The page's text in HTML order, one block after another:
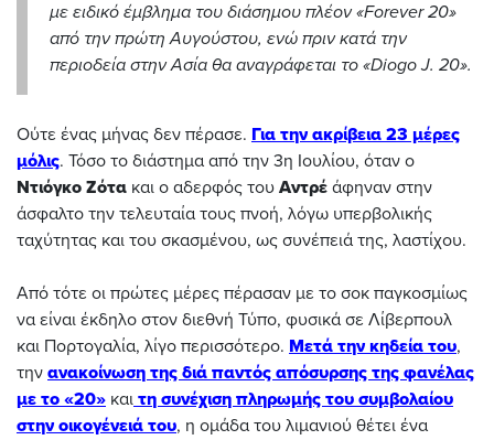
με ειδικό έμβλημα του διάσημου πλέον «Forever 20»
από την πρώτη Αυγούστου, ενώ πριν κατά την
περιοδεία στην Ασία θα αναγράφεται το «Diogo J. 20».
Ούτε ένας μήνας δεν πέρασε. Για την ακρίβεια 23 μέρες
μόλις. Τόσο το διάστημα από την 3η Ιουλίου, όταν ο
Ντιόγκο Ζότα και ο αδερφός του Αντρέ άφηναν στην
άσφαλτο την τελευταία τους πνοή, λόγω υπερβολικής
ταχύτητας και του σκασμένου, ως συνέπειά της, λαστίχου.
Από τότε οι πρώτες μέρες πέρασαν με το σοκ παγκοσμίως
να είναι έκδηλο στον διεθνή Τύπο, φυσικά σε Λίβερπουλ
και Πορτογαλία, λίγο περισσότερο. Μετά την κηδεία του,
την ανακοίνωση της διά παντός απόσυρσης της φανέλας
με το «20» και τη συνέχιση πληρωμής του συμβολαίου
στην οικογένειά του, η ομάδα του λιμανιού θέτει ένα